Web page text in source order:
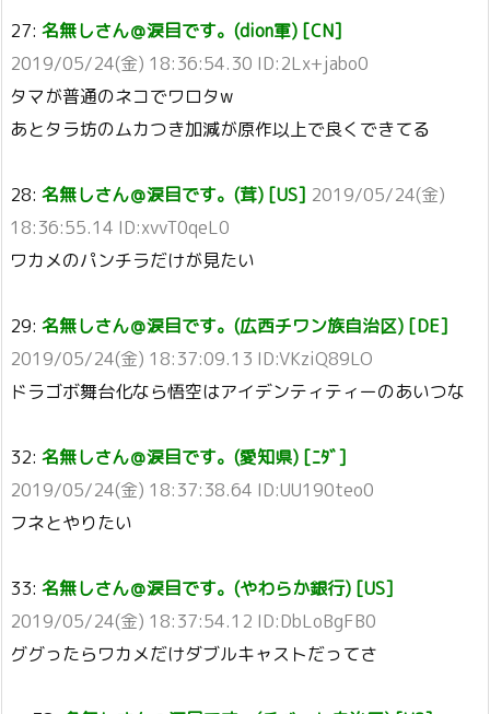
27: 名無しさん＠涙目です。(dion軍) [CN]
2019/05/24(金) 18:36:54.30 ID:2Lx+jabo0
タマが普通のネコでワロタw
あとタラ坊のムカつき加減が原作以上で良くできてる
28: 名無しさん＠涙目です。(茸) [US] 2019/05/24(金)
18:36:55.14 ID:xvvT0qeL0
ワカメのパンチラだけが見たい
29: 名無しさん＠涙目です。(広西チワン族自治区) [DE]
2019/05/24(金) 18:37:09.13 ID:VKziQ89LO
ドラゴボ舞台化なら悟空はアイデンティティーのあいつな
32: 名無しさん＠涙目です。(愛知県) [ﾆﾀﾞ]
2019/05/24(金) 18:37:38.64 ID:UU190teo0
フネとやりたい
33: 名無しさん＠涙目です。(やわらか銀行) [US]
2019/05/24(金) 18:37:54.12 ID:DbLoBgFB0
ググったらワカメだけダブルキャストだってさ